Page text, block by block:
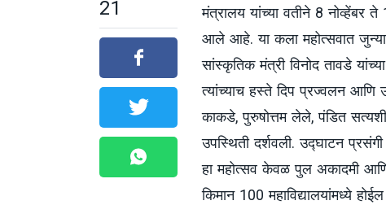
21
मंत्रालय यांच्या वतीने 8 नोव्हेंबर
आले आहे. या कला महोत्सवात जुन्या
सांस्कृतिक मंत्री विनोद तावडे
त्यांच्याच हस्ते दिप प्रज्वलन आणि
काकडे, पुरुषोत्तम लेले, पंडित
उपस्थिती दर्शवली. उद्घाटन प्रसंगी
हा महोत्सव केवळ पुल अकादमी आणि
किमान 100 महाविद्यालयांमध्ये